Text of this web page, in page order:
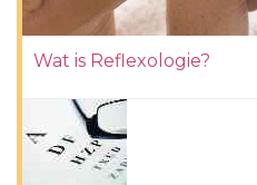
Wat is Reflexologie?